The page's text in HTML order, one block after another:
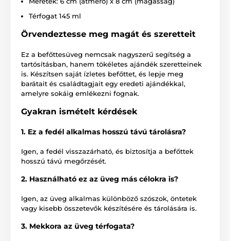
Térfogat 145 ml
Örvendeztesse meg magát és szeretteit
Ez a befőttesüveg nemcsak nagyszerű segítség a
tartósításban, hanem tökéletes ajándék szeretteinek
is. Készítsen saját ízletes befőttet, és lepje meg
barátait és családtagjait egy eredeti ajándékkal,
amelyre sokáig emlékezni fognak.
Gyakran ismételt kérdések
1. Ez a fedél alkalmas hosszú távú tárolásra?
Igen, a fedél visszazárható, és biztosítja a befőttek
hosszú távú megőrzését.
2. Használható ez az üveg más célokra is?
Igen, az üveg alkalmas különböző szószok, öntetek
vagy kisebb összetevők készítésére és tárolására is.
3. Mekkora az üveg térfogata?